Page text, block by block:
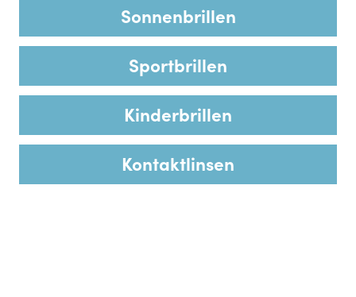
Sonnenbrillen
Sportbrillen
Kinderbrillen
Kontaktlinsen